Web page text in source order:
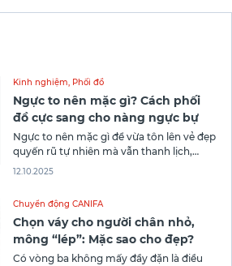
Kinh nghiệm, Phối đồ
Ngực to nên mặc gì? Cách phối
đồ cực sang cho nàng ngực bự
Ngực to nên mặc gì để vừa tôn lên vẻ đẹp
quyến rũ tự nhiên mà vẫn thanh lịch,
không bị phản cảm? Với những gợi ý phù
hoàn hảo cho vóc dáng
12.10.2025
Chuyển động CANIFA
Chọn váy cho người chân nhỏ,
mông “lép”: Mặc sao cho đẹp?
Có vòng ba không mấy đầy đặn là điều